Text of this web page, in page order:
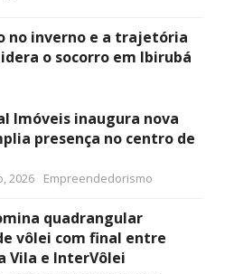
no inverno e a trajetória
o socorro em Ibirubá
Imóveis inaugura nova
presença no centro de
2026 Empreendedorismo
quadrangular
vôlei com final entre
Vila e InterVôlei